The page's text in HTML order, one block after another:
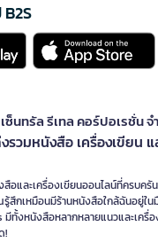
ซ็นทรัล รีเทล คอร์ปอเรชั่น
รวมหนังสือ เครื่องเขียน
อและเครื่องเขียนออนไลน์ที่ครบครั
สึกเหมือนมีร้านหนังสือใกล้ฉันอยู่ใ
มีทั้งหนังสือหลากหลายแนวและเค
!